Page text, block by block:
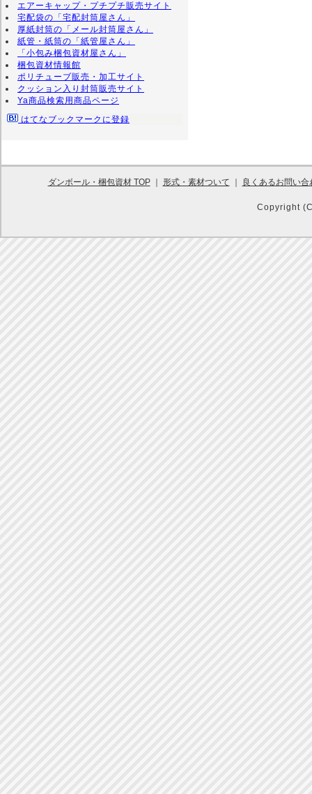
エアーキャップ・プチプチ販売サイト
宅配袋の「宅配封筒屋さん」
厚紙封筒の「メール封筒屋さん」
紙管・紙筒の「紙管屋さん」
「小包み梱包資材屋さん」
梱包資材情報館
ポリチューブ販売・加工サイト
クッション入り封筒販売サイト
Ya商品検索用商品ページ
はてなブックマークに登録
ダンボール・梱包資材 TOP｜ 形式・素材ついて 良くあるお問い合
Copyright